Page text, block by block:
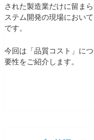
された製造業だけに留ま
ステム開発の現場におい
です。
今回は「品質コスト」に
要性をご紹介します。